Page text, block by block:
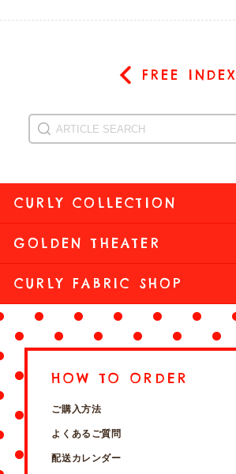
FREE INDEX
CURLY COLLECTION
GOLDEN THEATER
CURLY FABRIC SHOP
HOW TO ORDER
ご購入方法
よくあるご質問
配送カレンダー